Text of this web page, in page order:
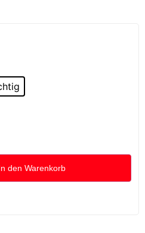
den Warenkorb